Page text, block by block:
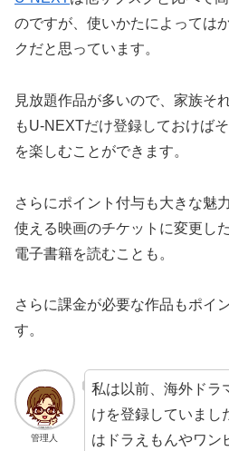
のですが、使いかたによっては
クだと思っています。
見放題作品が多いので、家族そ
もU-NEXTだけ登録しておけば
を楽しむことができます。
さらにポイント付与も大きな魅
使える映画のチケットに変更し
電子書籍を読むことも。
さらに課金が必要な作品もポイ
す。
管理人
私は以前、海外ドラ
けを登録していまし
はドラえもんやワン